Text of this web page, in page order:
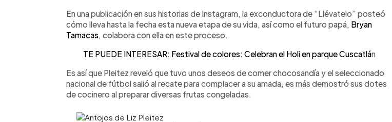
En una publicación en sus historias de Instagram, la exconductora de “Llévatelo” posteó
cómo lleva hasta la fecha esta nueva etapa de su vida, así como el futuro papá, Bryan
Tamacas, colabora con ella en este proceso.
TE PUEDE INTERESAR: Festival de colores: Celebran el Holi en parque Cuscatlán
Es así que Pleitez reveló que tuvo unos deseos de comer chocosandía y el seleccionado
nacional de fútbol salió al recate para complacer a su amada, es más demostró sus dotes
de cocinero al preparar diversas frutas congeladas.